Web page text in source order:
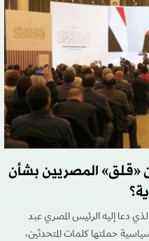
«قلق» المصريين بشأن
دعا إليه الرئيس المصري عبد
حملتها كلمات المتحدثين،